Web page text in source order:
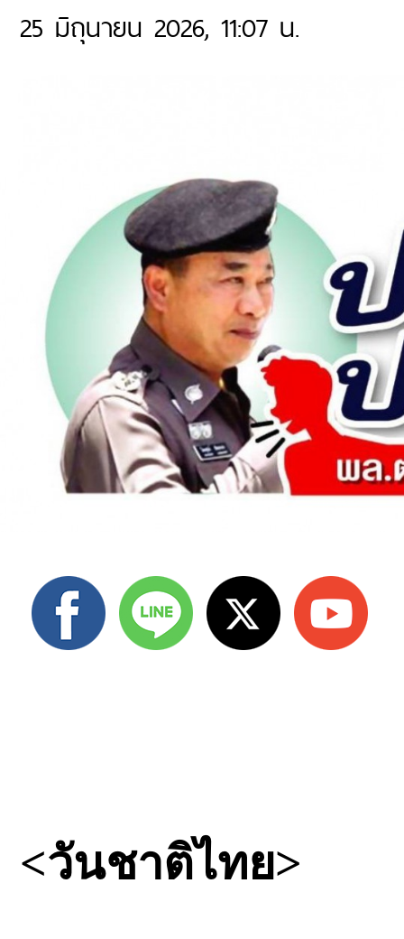
25 มิถุนายน 2026, 11:07 น.
<วันชาติไทย>